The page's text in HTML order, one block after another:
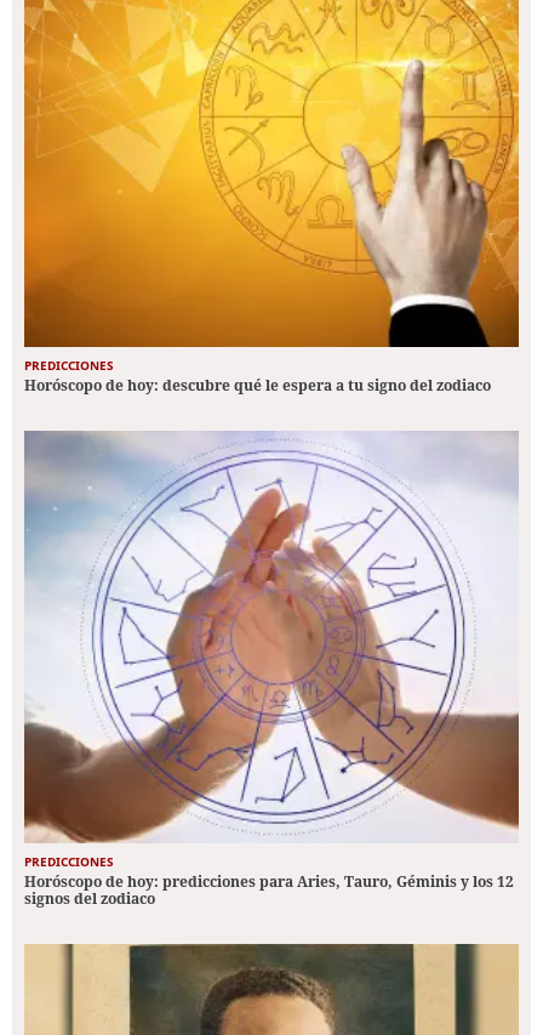
PREDICCIONES
Horóscopo de hoy: descubre qué le espera a tu signo del zodiaco
PREDICCIONES
Horóscopo de hoy: predicciones para Aries, Tauro, Géminis y los 12
signos del zodiaco